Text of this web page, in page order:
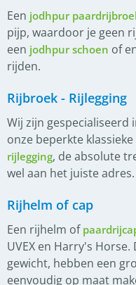
Een jodhpur
pijp, waardoor je geen
een jodhpur schoen of
rijden.
Rijbroek - Rijlegging
Wij zijn gespecialiseerd
onze beperkte
rijlegging, de absolute
wel aan het juiste adres.
Rijhelm of cap
Een rijhelm of
UVEX en Harry's
gewicht, hebben een
eenvoudig op maat